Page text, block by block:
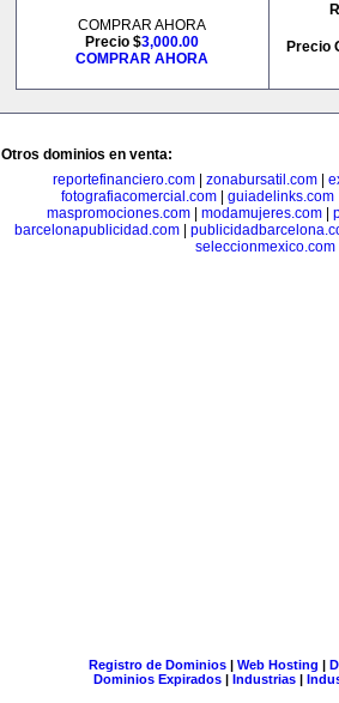
COMPRAR AHORA
Precio $3,000.00
COMPRAR AHORA
Precio
Otros dominios en venta:
reportefinanciero.com| zonabursatil.com|
fotografiacomercial.com
guiadelinks.com
maspromociones.com
modamujeres.com
barcelonapublicidad.com|
seleccionmexico.com
Registro de Dominios| Web Hosting |
Dominios Expirados | Industrias |